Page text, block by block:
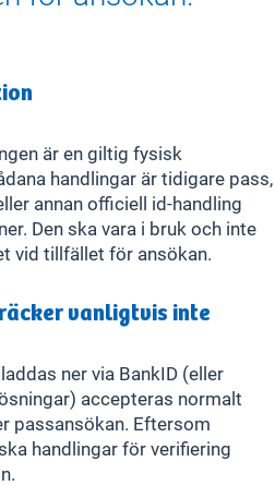
är en giltig fysisk
handlingar är tidigare pass,
annan officiell id‑handling
Den ska vara i bruk och inte
vid tillfället för ansökan.
vanligtvis inte
ner via BankID (eller
accepteras normalt
passansökan. Eftersom
handlingar för verifiering